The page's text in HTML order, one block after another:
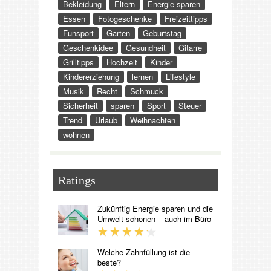
Bekleidung Eltern
Energie sparen
Essen
Fotogeschenke
Freizeittipps
Funsport
Garten
Geburtstag
Geschenkidee
Gesundheit
Gitarre
Grilltipps
Hochzeit
Kinder
Kindererziehung
lernen
Lifestyle
Musik
Recht
Schmuck
Sicherheit
sparen Sport
Steuer
Trend
Urlaub
Weihnachten
wohnen
Ratings
Zukünftig Energie sparen und die
Umwelt schonen – auch im Büro
Welche Zahnfüllung ist die
beste?